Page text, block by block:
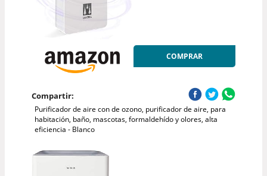
COMPRAR
Compartir:
Purificador de aire con de ozono, purificador de aire, para
habitación, baño, mascotas, formaldehído y olores, alta
eficiencia - Blanco